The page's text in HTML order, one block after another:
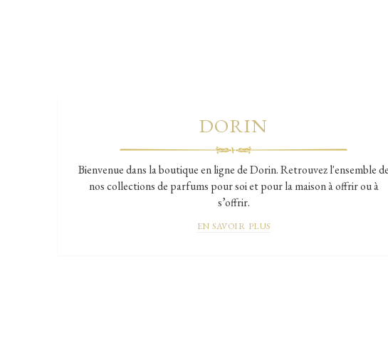
DORIN
Bienvenue dans la boutique en ligne de Dorin. Retrouvez l'ensemble de
nos collections de parfums pour soi et pour la maison à offrir ou à
s’offrir.
EN SAVOIR PLUS